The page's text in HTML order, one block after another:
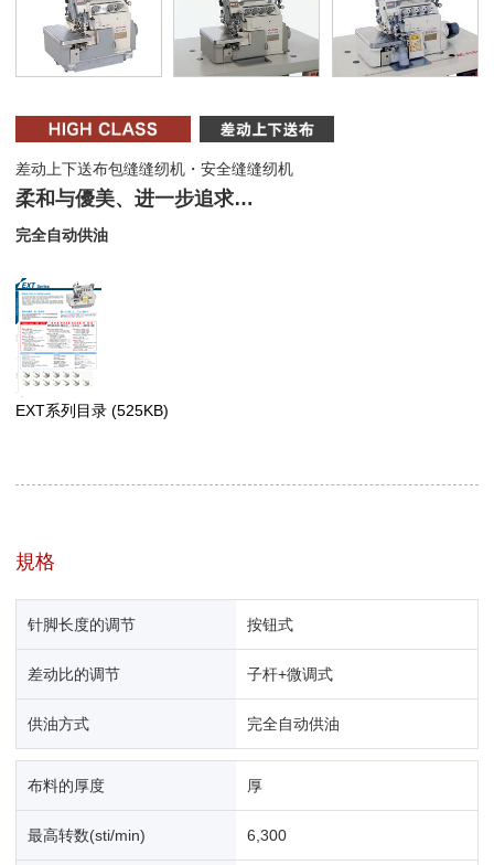
差动上下送布包缝缝纫机・安全缝缝纫机
柔和与優美、进一步追求…
完全自动供油
EXT系列目录 (525KB)
規格
针脚长度的调节 按钮式
差动比的调节 子杆+微调式
供油方式 完全自动供油
布料的厚度 厚
最高转数(sti/min) 6,300